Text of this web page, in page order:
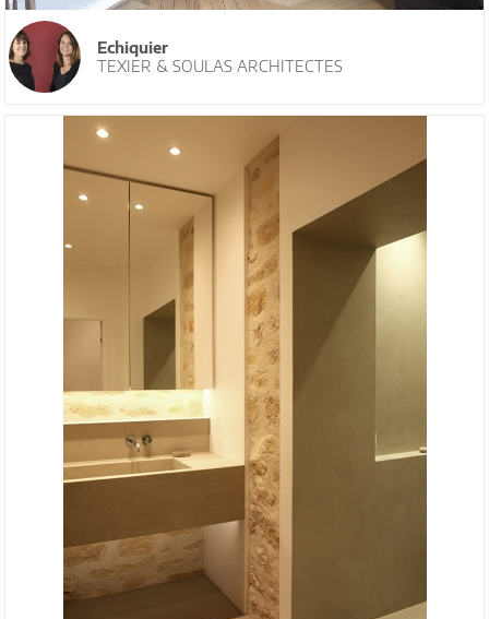
Echiquier
TEXIER & SOULAS ARCHITECTES